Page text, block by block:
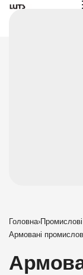
Головна›
Армовані